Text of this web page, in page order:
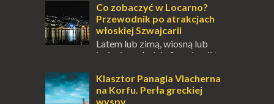
przetrwania lub romantycznym życiem. Dla
innych to nieustanne przebywanie z B...
Co zobaczyć w Locarno?
Przewodnik po atrakcjach
włoskiej Szwajcarii
Latem lub zimą, wiosną lub
jesienią, południe Szwajcarii to
odwiedzić. Moja zimowa podróż do
Locarno gwara...
Klasztor Panagia Vlacherna
na Korfu. Perła greckiej
wyspy.